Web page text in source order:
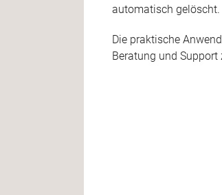
automatisch gelöscht.
Die praktische
Beratung und